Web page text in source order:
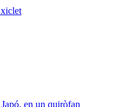
en un quiròfan